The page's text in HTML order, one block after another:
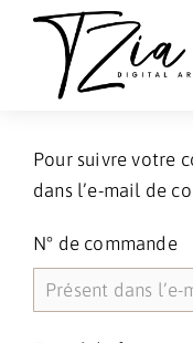
Pour suivre votre
dans l’e-mail de
N° de commande